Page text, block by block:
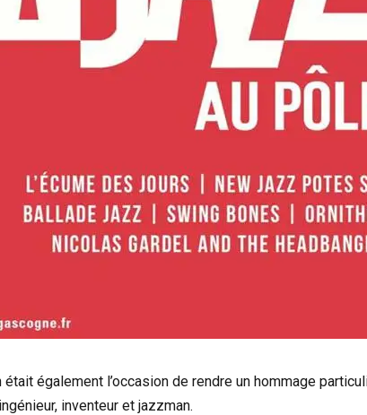
également l’occasion de rendre un hommage
inventeur et jazzman.